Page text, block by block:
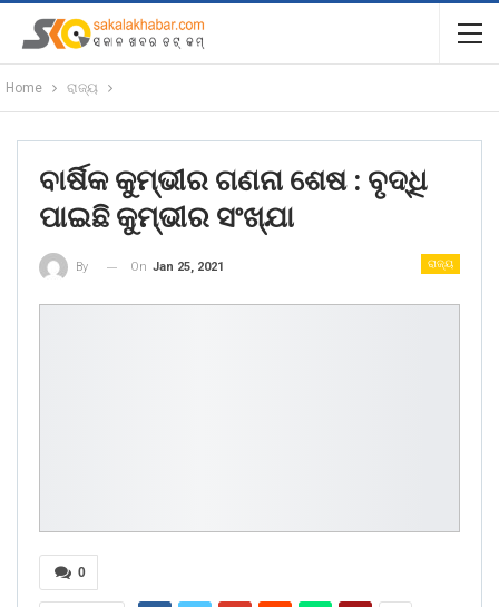
Home ରାଜ୍ୟ
ବାର୍ଷିକ କୁମ୍ଭୀର ଗଣନା ଶେଷ : ବୃଦ୍ଧି
ପାଇଛି କୁମ୍ଭୀର ସଂଖ୍ଯା
ରାଜ୍ୟ
By On Jan 25, 2021
0